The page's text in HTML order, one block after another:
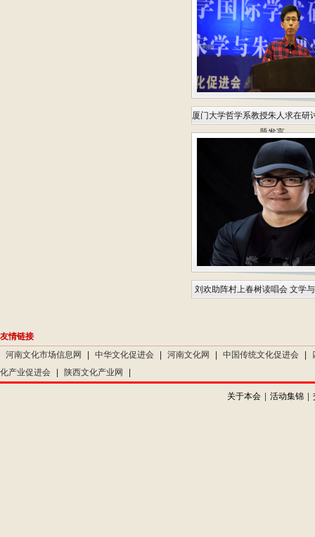
厦门大学哲学系教授朱人求在研
题发言
刘欢助阵村上春树读唱会 文学
友情链接
河南文化市场信息网
中华文化促进会 河南文化网 中国传统文化促进会
化产业促进会
陕西文化产业网
关于本会 活动集锦